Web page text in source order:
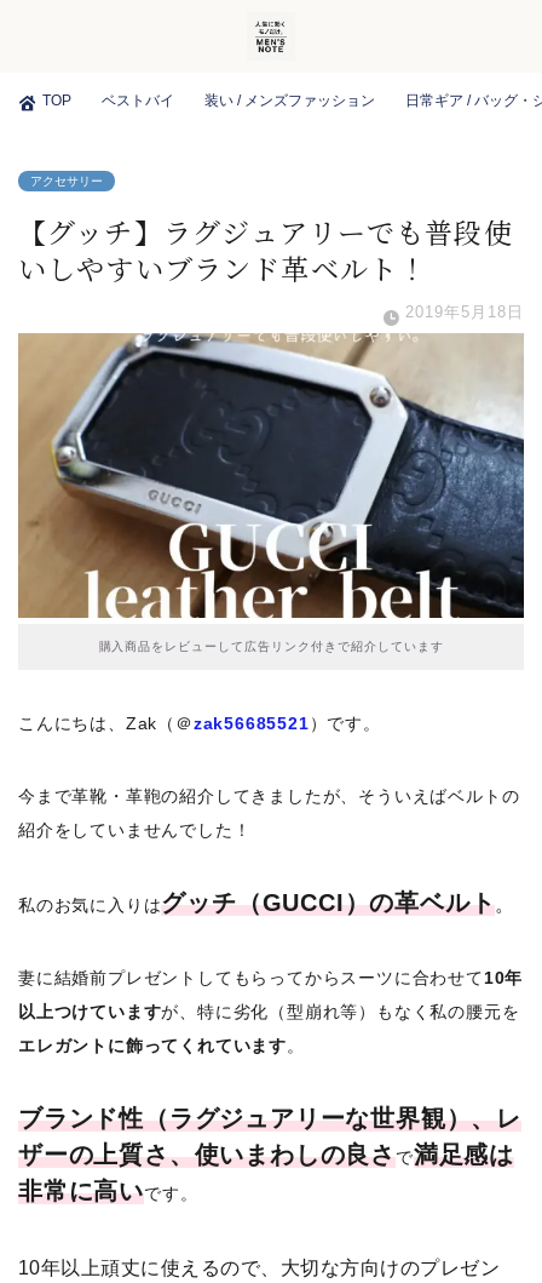
TOP ベストバイ 装い / メンズファッション 日常ギア / バッグ・
アクセサリー
【グッチ】ラグジュアリーでも普段使
いしやすいブランド革ベルト！
2019年5月18日
購入商品をレビューして広告リンク付きで紹介しています
こんにちは、Zak（＠zak56685521）です。
今まで革靴・革鞄の紹介してきましたが、そういえばベルトの
紹介をしていませんでした！
私のお気に入りはグッチ（GUCCI）の革ベルト。
妻に結婚前プレゼントしてもらってからスーツに合わせて10年
以上つけていますが、特に劣化（型崩れ等）もなく私の腰元を
エレガントに飾ってくれています。
ブランド性（ラグジュアリーな世界観）、レ
ザーの上質さ、使いまわしの良さで満足感は
非常に高いです。
10年以上頑丈に使えるので、大切な方向けのプレゼン